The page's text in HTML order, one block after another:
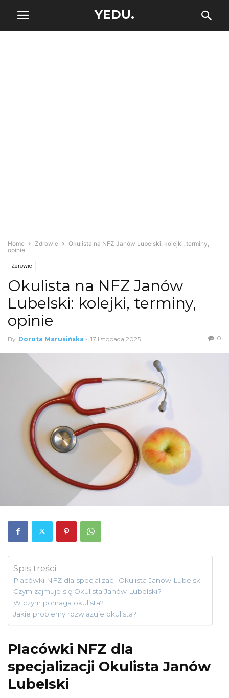
YEDU.
Home Zdrowie
Okulista na NFZ Janów Lubelski: kolejki, terminy,
opinie
Zdrowie
Okulista na NFZ Janów
Lubelski: kolejki, terminy,
opinie
By Dorota Marusińska - 17 listopada 2025 0
Spis treści
Placówki NFZ dla specjalizacji Okulista Janów Lubelski
Czym zajmuje się Okulista Janów Lubelski?
W czym pomaga okulista?
Jakie problemy rozwiązuje okulista?
Placówki NFZ dla
specjalizacji Okulista Janów
Lubelski